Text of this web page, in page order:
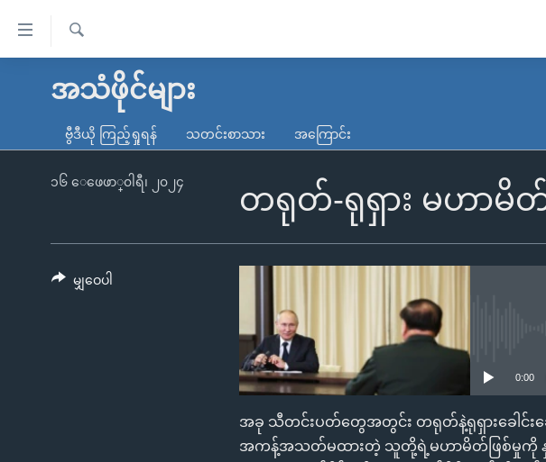
လွယ်ကူ
သည့်
မူလစာမျက်နှာ
ကမ္ဘာ့သတင်းများ
နိုင်ငံတကာ
တရုတ်
အစ္စရေး-ပါလက်စတိုင်း
ရပ်ဝန်းတခု လမ်းတခု အလွန်
အင်္ဂလိပ်စာလေ့လာမယ်
ရ
အသံဖိုင်များ
ဗွီဒီယို ကြည့်ရှုရန် သတင်းစာသား အကြောင်း
တရုတ်-ရုရှား မဟာ
၁၆ ေဖေဖာ္၀ါရီ၊ ၂၀၂၄
0:00
အခု သီတင်းပတ်တွေအတွင်း တရုတ်နဲ့ရုရှားခေါင်း
အကန့်အသတ်မထားတဲ့ သူတို့ရဲ့မဟာမိတ်ဖြစ်မှုကို နှစ်
မျှဝေပါ